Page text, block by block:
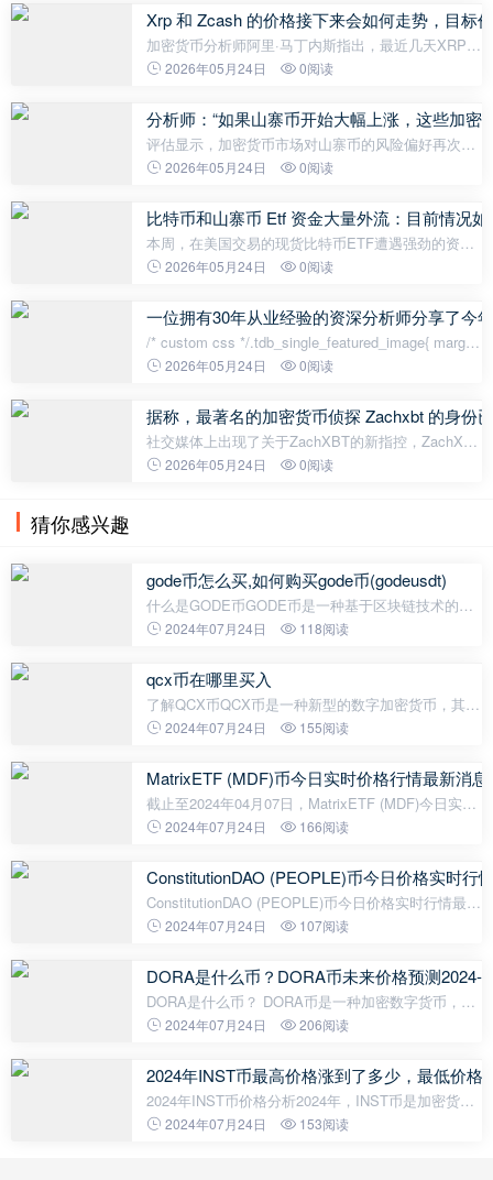
万美元的 EURR 和 USDR 稳定
Xrp 和 Zcash 的价格接下来会如何走势，目标
加密货币分析师阿里·马丁内斯指出，最近几天XRP网
络上的巨鲸活动显著下降。根据 Martinez 分享的数
额交易数量从 157 笔下降到 6
2026年05月24日 0阅读
分析师：“如果山寨币开始大幅上涨，这些加密
评估显示，加密货币市场对山寨币的风险偏好再次上
升，分析师认为，下一轮牛市可能主要由高流动性生
克尔·范德波普在他的评估中表
2026年05月24日 0阅读
比特币和山寨币 Etf 资金大量外流：目前情况如
本周，在美国交易的现货比特币ETF遭遇强劲的资金
流出压力。现货比特币ETF录得约12.6亿美元的净流
些基金也连续第六个交易日出现
2026年05月24日 0阅读
一位拥有30年从业经验的资深分析师分享了今
/* custom css */.tdb_single_featured_image{ margin-
bottom: 26px; }.tdb_single_featured_image.tdb-sfi-
2026年05月24日 0阅读
据称，最著名的加密货币侦探 Zachxbt 的身份
社交媒体上出现了关于ZachXBT的新指控，ZachXBT
以调查加密货币领域的欺诈行为而闻名。一位自称“来
2026年05月24日 0阅读
猜你感兴趣
gode币怎么买,如何购买gode币(godeusdt)
什么是GODE币GODE币是一种基于区块链技术的加
密货币，通过去中心化的方式进行交易和存储。
成本的跨境支付和价值传输解决方案。
2024年07月24日 118阅读
qcx币在哪里买入
了解QCX币QCX币是一种新型的数字加密货币，其订
单簿深度和流动性优于一些市场主流数字货币。由于
交易速度较快，安全性高。如果您对
2024年07月24日 155阅读
MatrixETF (MDF)币今日实时价格行情最新消
截止至2024年04月07日，MatrixETF (MDF)今日实时
最新价格是0.001296美元，约等于人民币0.009374
24H最低价$0.001201美元，24H成交额$18
2024年07月24日 166阅读
ConstitutionDAO (PEOPLE)币今日价格实时行
ConstitutionDAO (PEOPLE)币今日价格实时行情最新
消息2024年03月26日根据最新数据，
美元，约等于人民币0.3059元。与此同时，24小
2024年07月24日 107阅读
DORA是什么币？DORA币未来价格预测2024-
DORA是什么币？ DORA币是一种加密数字货币，它
是由Dorahacks公司发行的，旨在推动全球开发者社
术和开发者社区的全球性组织，在开源
2024年07月24日 206阅读
2024年INST币最高价格涨到了多少，最低价格
2024年INST币价格分析2024年，INST币是加密货币
市场中备受瞩目的数字资产之一。自2020年以来，加
2024年07月24日 153阅读